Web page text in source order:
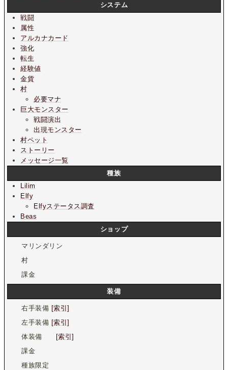
システム
戦闘
属性
アルカナカード
強化
転生
経験値
金貨
村
必要マナ
巨大モンスター
戦闘演出
出現モンスター
村ペット
ストーリー
メッセージ一覧
種族
Lilim
Elfy
Elfyステータス調査
Beas
ショップ
マリンダリン
村
課金
装備
右手装備 [索引]
左手装備 [索引]
体装備 [索引]
課金
種族限定